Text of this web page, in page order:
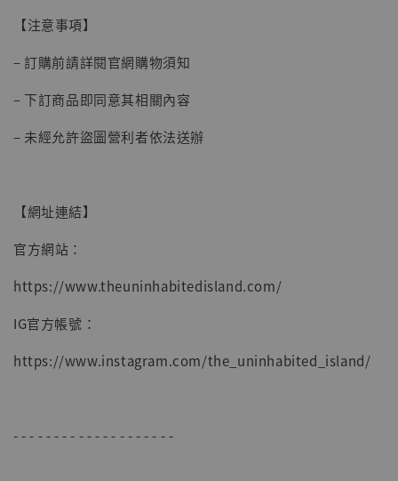
NT$ 4,980
【注意事項】
– 訂購前請詳閱官網購物須知
– 下訂商品即同意其相關內容
– 未經允許盜圖營利者依法送辦
【網址連結】
官方網站：
https://www.theuninhabitedisland.com/
IG官方帳號：
https://www.instagram.com/the_uninhabited_island/
- - - - - - - - - - - - - - - - - - - -